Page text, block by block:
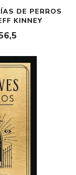
DE PERROS
KINNEY